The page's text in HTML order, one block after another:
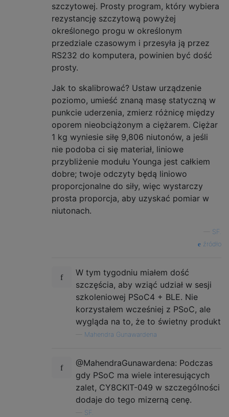
szczytowej. Prosty program, który wybiera
rezystancję szczytową powyżej
określonego progu w określonym
przedziale czasowym i przesyła ją przez
RS232 do komputera, powinien być dość
prosty.
Jak to skalibrować? Ustaw urządzenie
poziomo, umieść znaną masę statyczną w
punkcie uderzenia, zmierz różnicę między
oporem nieobciążonym a ciężarem. Ciężar
1 kg wyniesie siłę 9,806 niutonów, a jeśli
nie podoba ci się materiał, liniowe
przybliżenie modułu Younga jest całkiem
dobre; twoje odczyty będą liniowo
proporcjonalne do siły, więc wystarczy
prosta proporcja, aby uzyskać pomiar w
niutonach.
SF.
źródło
W tym tygodniu miałem dość
szczęścia, aby wziąć udział w sesji
szkoleniowej PSoC4 + BLE. Nie
korzystałem wcześniej z PSoC, ale
wygląda na to, że to świetny produkt
Mahendra Gunawardena
@MahendraGunawardena: Podczas
gdy PSoC ma wiele interesujących
zalet, CY8CKIT-049 w szczególności
dodaje do tego mizerną cenę.
SF.